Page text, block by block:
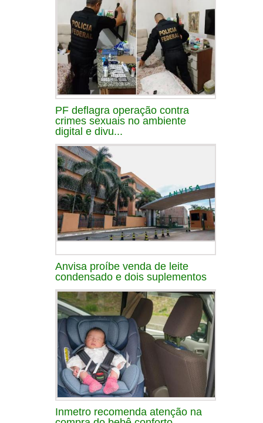
PF deflagra operação contra
crimes sexuais no ambiente
digital e divu...
Anvisa proíbe venda de leite
condensado e dois suplementos
Inmetro recomenda atenção na